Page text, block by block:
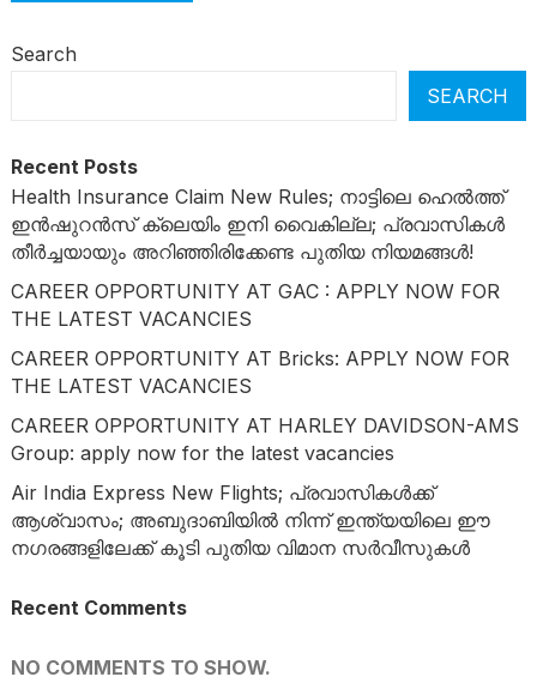
Search
SEARCH
Recent Posts
Health Insurance Claim New Rules; നാട്ടിലെ ഹെൽത്ത്
ഇൻഷുറൻസ് ക്ലെയിം ഇനി വൈകില്ല; പ്രവാസികൾ
തീർച്ചയായും അറിഞ്ഞിരിക്കേണ്ട പുതിയ നിയമങ്ങൾ!
CAREER OPPORTUNITY AT GAC : APPLY NOW FOR
THE LATEST VACANCIES
CAREER OPPORTUNITY AT Bricks: APPLY NOW FOR
THE LATEST VACANCIES
CAREER OPPORTUNITY AT HARLEY DAVIDSON-AMS
Group: apply now for the latest vacancies
Air India Express New Flights; പ്രവാസികൾക്ക്
ആശ്വാസം; അബുദാബിയിൽ നിന്ന് ഇന്ത്യയിലെ ഈ
നഗരങ്ങളിലേക്ക് കൂടി പുതിയ വിമാന സർവീസുകൾ
Recent Comments
NO COMMENTS TO SHOW.